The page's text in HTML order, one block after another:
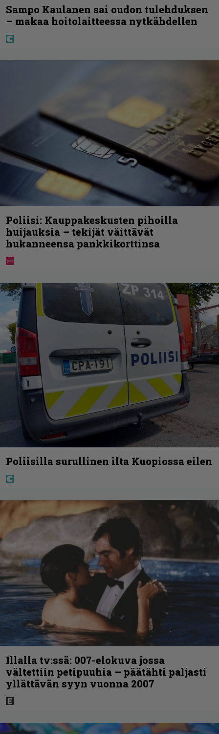
Sampo Kaulanen sai oudon tulehduksen
– makaa hoitolaitteessa nytkähdellen
Poliisi: Kauppakeskusten pihoilla
huijauksia – tekijät väittävät
hukanneensa pankkikorttinsa
Poliisilla surullinen ilta Kuopiossa eilen
Illalla tv:ssä: 007-elokuva jossa
vältettiin petipuuhia – päätähti paljasti
yllättävän syyn vuonna 2007